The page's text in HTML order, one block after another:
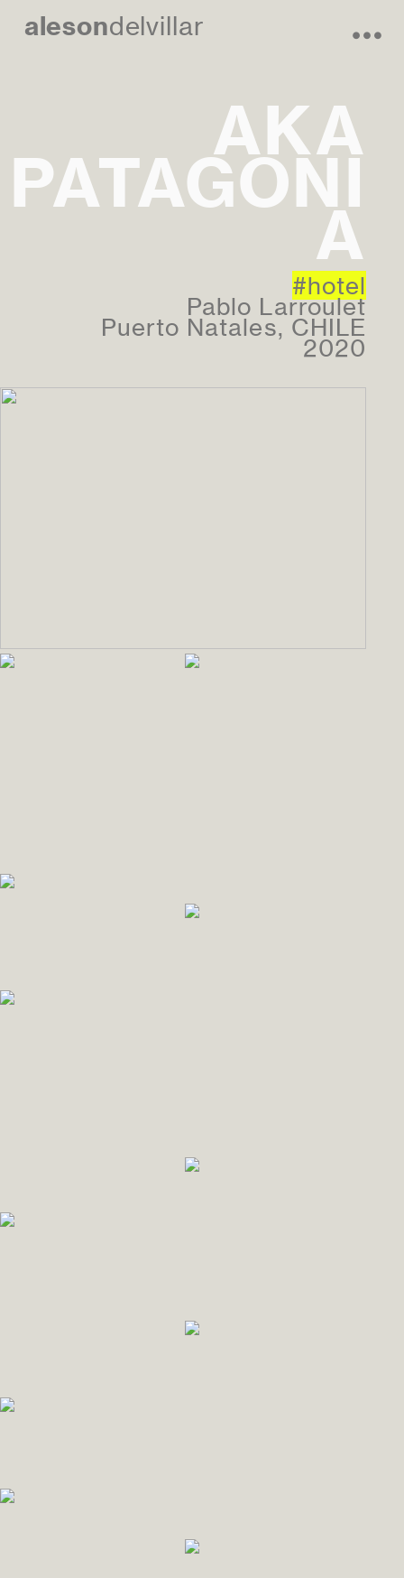
︎
alesondelvillar
AKA
PATAGONI
A
#hotel
Pablo Larroulet
Puerto Natales, CHILE
2020